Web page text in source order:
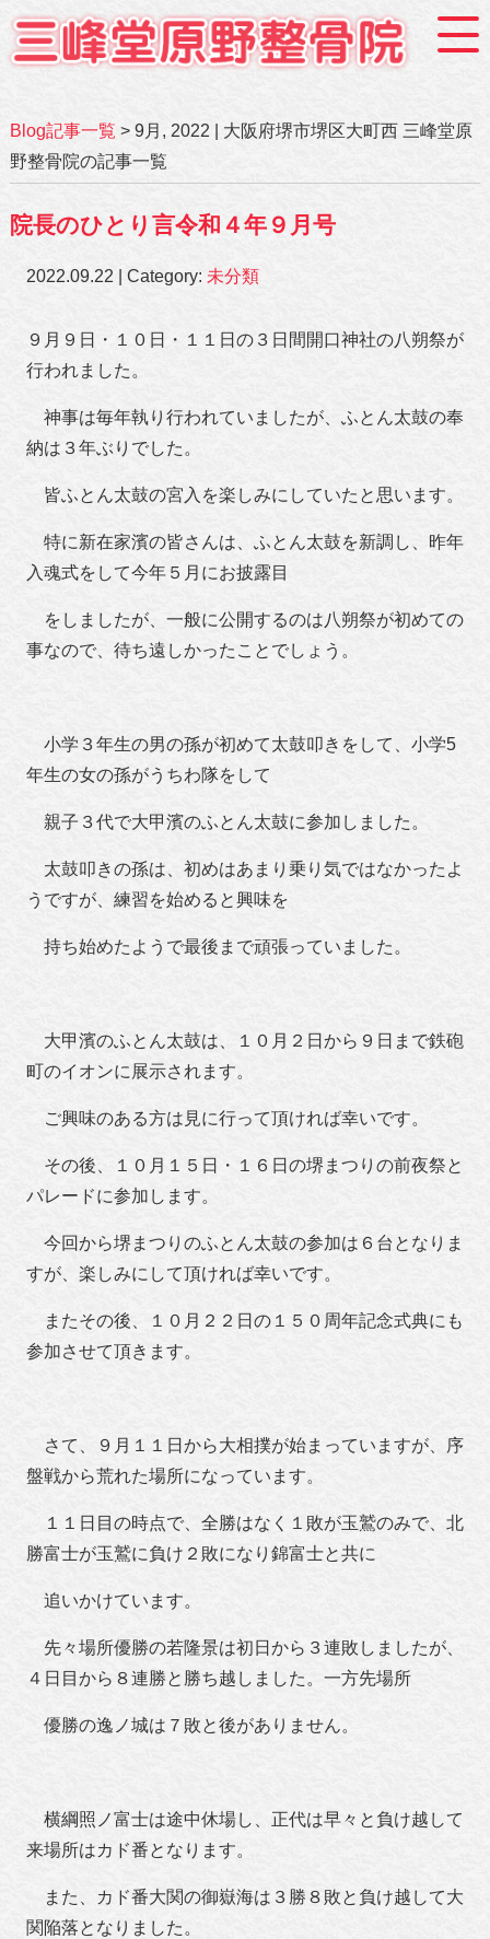
Blog記事一覧 > 9月, 2022 | 大阪府堺市堺区大町西 三峰堂原
野整骨院の記事一覧
院長のひとり言令和４年９月号
2022.09.22 | Category: 未分類
９月９日・１０日・１１日の３日間開口神社の八朔祭が
行われました。
神事は毎年執り行われていましたが、ふとん太鼓の奉
納は３年ぶりでした。
皆ふとん太鼓の宮入を楽しみにしていたと思います。
特に新在家濱の皆さんは、ふとん太鼓を新調し、昨年
入魂式をして今年５月にお披露目
をしましたが、一般に公開するのは八朔祭が初めての
事なので、待ち遠しかったことでしょう。
小学３年生の男の孫が初めて太鼓叩きをして、小学5
年生の女の孫がうちわ隊をして
親子３代で大甲濱のふとん太鼓に参加しました。
太鼓叩きの孫は、初めはあまり乗り気ではなかったよ
うですが、練習を始めると興味を
持ち始めたようで最後まで頑張っていました。
大甲濱のふとん太鼓は、１０月２日から９日まで鉄砲
町のイオンに展示されます。
ご興味のある方は見に行って頂ければ幸いです。
その後、１０月１５日・１６日の堺まつりの前夜祭と
パレードに参加します。
今回から堺まつりのふとん太鼓の参加は６台となりま
すが、楽しみにして頂ければ幸いです。
またその後、１０月２２日の１５０周年記念式典にも
参加させて頂きます。
さて、９月１１日から大相撲が始まっていますが、序
盤戦から荒れた場所になっています。
１１日目の時点で、全勝はなく１敗が玉鷲のみで、北
勝富士が玉鷲に負け２敗になり錦富士と共に
追いかけています。
先々場所優勝の若隆景は初日から３連敗しましたが、
４日目から８連勝と勝ち越しました。一方先場所
優勝の逸ノ城は７敗と後がありません。
横綱照ノ富士は途中休場し、正代は早々と負け越して
来場所はカド番となります。
また、カド番大関の御嶽海は３勝８敗と負け越して大
関陥落となりました。